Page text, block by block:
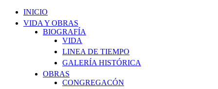
INICIO
VIDA Y OBRAS
BIOGRAFÍA
VIDA
LINEA DE TIEMPO
GALERÍA HISTÓRICA
OBRAS
CONGREGACÓN